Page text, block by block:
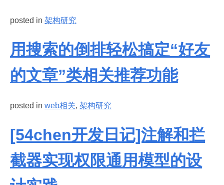
posted in 架构研究
用搜索的倒排轻松搞定“好友
的文章”类相关推荐功能
posted in web相关, 架构研究
[54chen开发日记]注解和拦
截器实现权限通用模型的设